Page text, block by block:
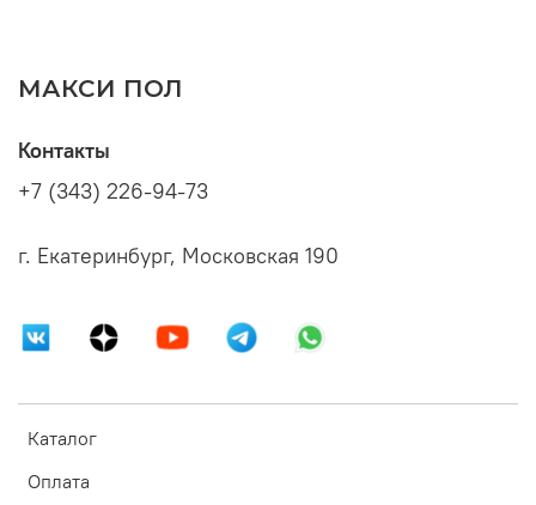
МАКСИ ПОЛ
Каталог
Оплата
Контакты
+7 (343) 226-94-73
г. Екатеринбург, Московская 190